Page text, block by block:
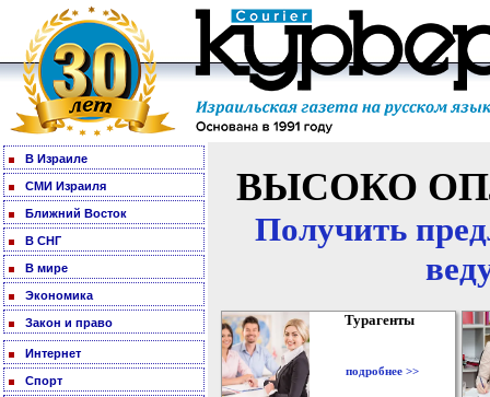
В Израиле
СМИ Израиля
Ближний Восток
В СНГ
В мире
Экономика
Закон и право
Интернет
Спорт
ВЫСОКО
Получить
Турагенты
подробнее >>